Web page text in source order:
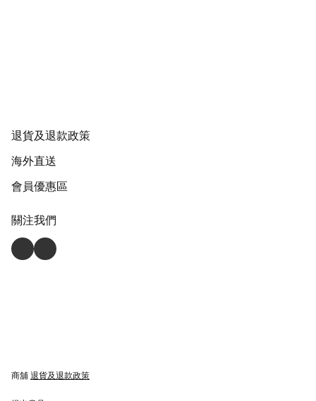
退貨及退款政策
海外直送
會員優惠區
關注我們
商舖 退貨及退款政策